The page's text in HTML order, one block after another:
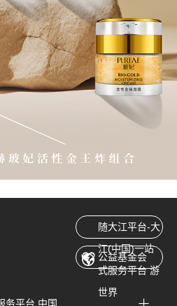
随大江平台-大
江(中国)一站
式服务平台 游
世界
公益基金会
务平台 中国